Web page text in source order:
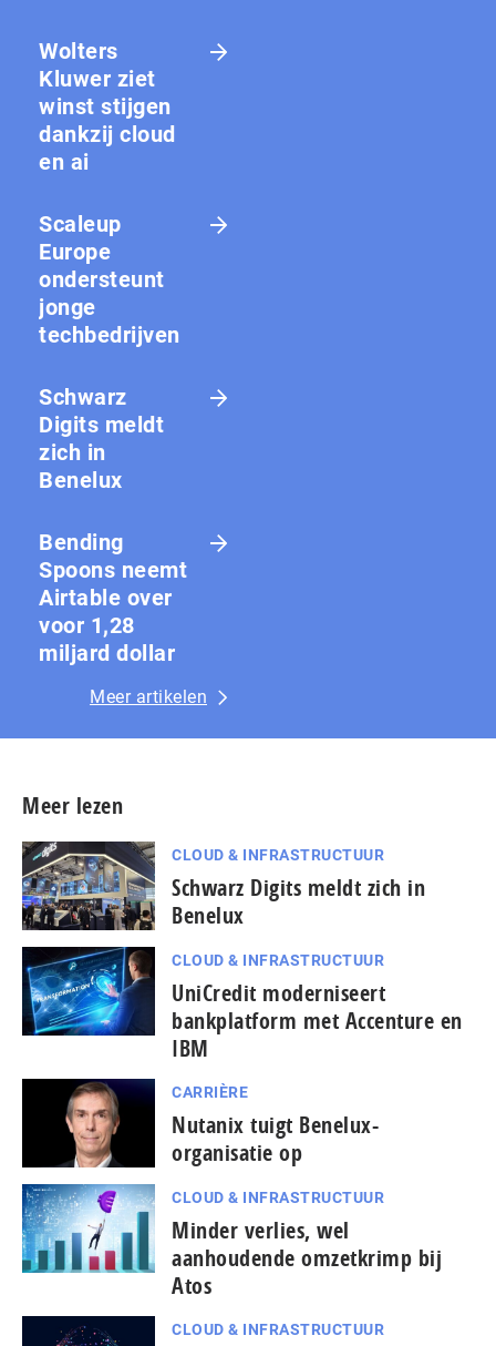
Wolters
Kluwer ziet
winst stijgen
dankzij cloud
en ai
Scaleup
Europe
ondersteunt
jonge
techbedrijven
Schwarz
Digits meldt
zich in
Benelux
Bending
Spoons neemt
Airtable over
voor 1,28
miljard dollar
Meer artikelen
Meer lezen
CLOUD & INFRASTRUCTUUR
Schwarz Digits meldt zich in
Benelux
CLOUD & INFRASTRUCTUUR
UniCredit moderniseert
bankplatform met Accenture en
IBM
CARRIÈRE
Nutanix tuigt Benelux-
organisatie op
CLOUD & INFRASTRUCTUUR
Minder verlies, wel
aanhoudende omzetkrimp bij
Atos
CLOUD & INFRASTRUCTUUR